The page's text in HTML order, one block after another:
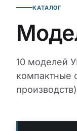
КАТАЛОГ
10 моделей
компактные